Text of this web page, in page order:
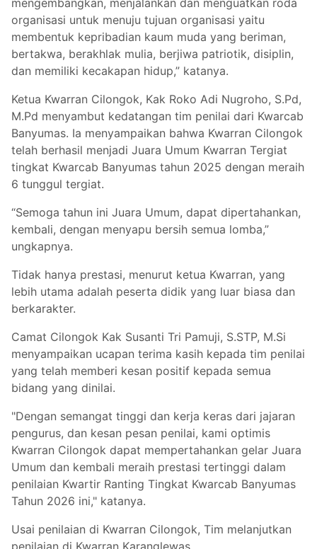
mengembangkan, menjalankan dan menguatkan roda
organisasi untuk menuju tujuan organisasi yaitu
membentuk kepribadian kaum muda yang beriman,
bertakwa, berakhlak mulia, berjiwa patriotik, disiplin,
dan memiliki kecakapan hidup,” katanya.
Ketua Kwarran Cilongok, Kak Roko Adi Nugroho, S.Pd,
M.Pd menyambut kedatangan tim penilai dari Kwarcab
Banyumas. Ia menyampaikan bahwa Kwarran Cilongok
telah berhasil menjadi Juara Umum Kwarran Tergiat
tingkat Kwarcab Banyumas tahun 2025 dengan meraih
6 tunggul tergiat.
“Semoga tahun ini Juara Umum, dapat dipertahankan,
kembali, dengan menyapu bersih semua lomba,”
ungkapnya.
Tidak hanya prestasi, menurut ketua Kwarran, yang
lebih utama adalah peserta didik yang luar biasa dan
berkarakter.
Camat Cilongok Kak Susanti Tri Pamuji, S.STP, M.Si
menyampaikan ucapan terima kasih kepada tim penilai
yang telah memberi kesan positif kepada semua
bidang yang dinilai.
"Dengan semangat tinggi dan kerja keras dari jajaran
pengurus, dan kesan pesan penilai, kami optimis
Kwarran Cilongok dapat mempertahankan gelar Juara
Umum dan kembali meraih prestasi tertinggi dalam
penilaian Kwartir Ranting Tingkat Kwarcab Banyumas
Tahun 2026 ini," katanya.
Usai penilaian di Kwarran Cilongok, Tim melanjutkan